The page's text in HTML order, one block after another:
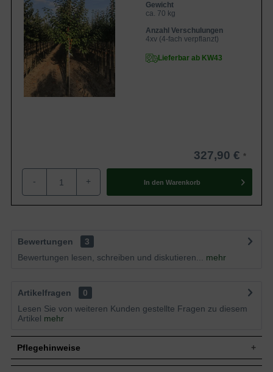
Gewicht
ca. 70 kg
Anzahl Verschulungen
4xv (4-fach verpflanzt)
Lieferbar ab KW43
327,90 €
- + In den Warenkorb
Bewertungen
3
Bewertungen lesen, schreiben und diskutieren...
mehr
Artikelfragen
0
Lesen Sie von weiteren Kunden gestellte Fragen zu diesem
Artikel mehr
Pflegehinweise